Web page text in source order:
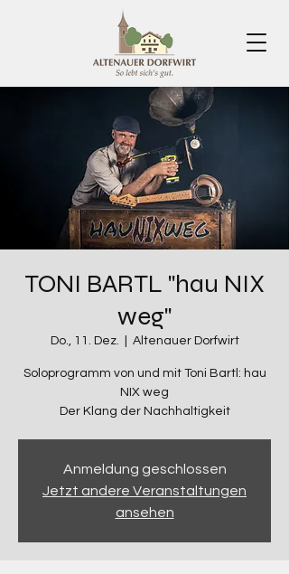
TONI BARTL "hau NIX
weg"
Do., 11. Dez. Altenauer Dorfwirt
Soloprogramm von und mit Toni Bartl: hau
NIX weg
Der Klang der Nachhaltigkeit
Anmeldung geschlossen
Jetzt andere Veranstaltungen
ansehen